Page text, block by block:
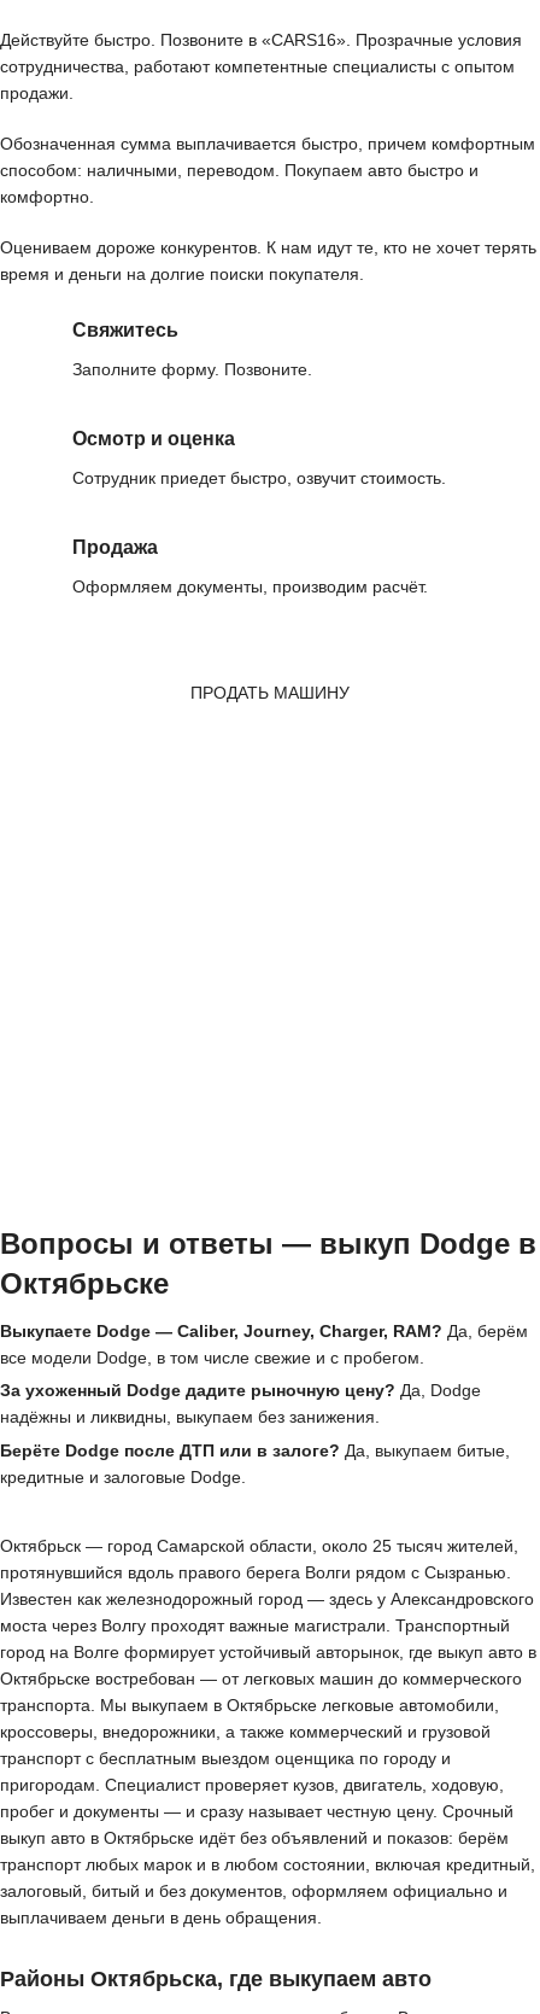
Действуйте быстро. Позвоните в «CARS16». Прозрачные условия
сотрудничества, работают компетентные специалисты с опытом
продажи.
Обозначенная сумма выплачивается быстро, причем комфортным
способом: наличными, переводом. Покупаем авто быстро и
комфортно.
Оцениваем дороже конкурентов. К нам идут те, кто не хочет терять
время и деньги на долгие поиски покупателя.
Свяжитесь
Заполните форму. Позвоните.
Осмотр и оценка
Сотрудник приедет быстро, озвучит стоимость.
Продажа
Оформляем документы, производим расчёт.
ПРОДАТЬ МАШИНУ
Вопросы и ответы — выкуп Dodge в
Октябрьске
Выкупаете Dodge — Caliber, Journey, Charger, RAM? Да, берём
все модели Dodge, в том числе свежие и с пробегом.
За ухоженный Dodge дадите рыночную цену? Да, Dodge
надёжны и ликвидны, выкупаем без занижения.
Берёте Dodge после ДТП или в залоге? Да, выкупаем битые,
кредитные и залоговые Dodge.
Октябрьск — город Самарской области, около 25 тысяч жителей,
протянувшийся вдоль правого берега Волги рядом с Сызранью.
Известен как железнодорожный город — здесь у Александровского
моста через Волгу проходят важные магистрали. Транспортный
город на Волге формирует устойчивый авторынок, где выкуп авто в
Октябрьске востребован — от легковых машин до коммерческого
транспорта. Мы выкупаем в Октябрьске легковые автомобили,
кроссоверы, внедорожники, а также коммерческий и грузовой
транспорт с бесплатным выездом оценщика по городу и
пригородам. Специалист проверяет кузов, двигатель, ходовую,
пробег и документы — и сразу называет честную цену. Срочный
выкуп авто в Октябрьске идёт без объявлений и показов: берём
транспорт любых марок и в любом состоянии, включая кредитный,
залоговый, битый и без документов, оформляем официально и
выплачиваем деньги в день обращения.
Районы Октябрьска, где выкупаем авто